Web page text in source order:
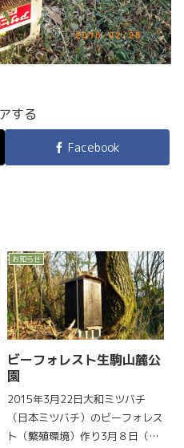
する
Facebook
お知らせ
ビーフォレスト生駒山麓公
園
2015年3月22日大和ミツバチ
（日本ミツバチ）のビーフォレス
ト（繁殖環境）作り3月８日（ミ